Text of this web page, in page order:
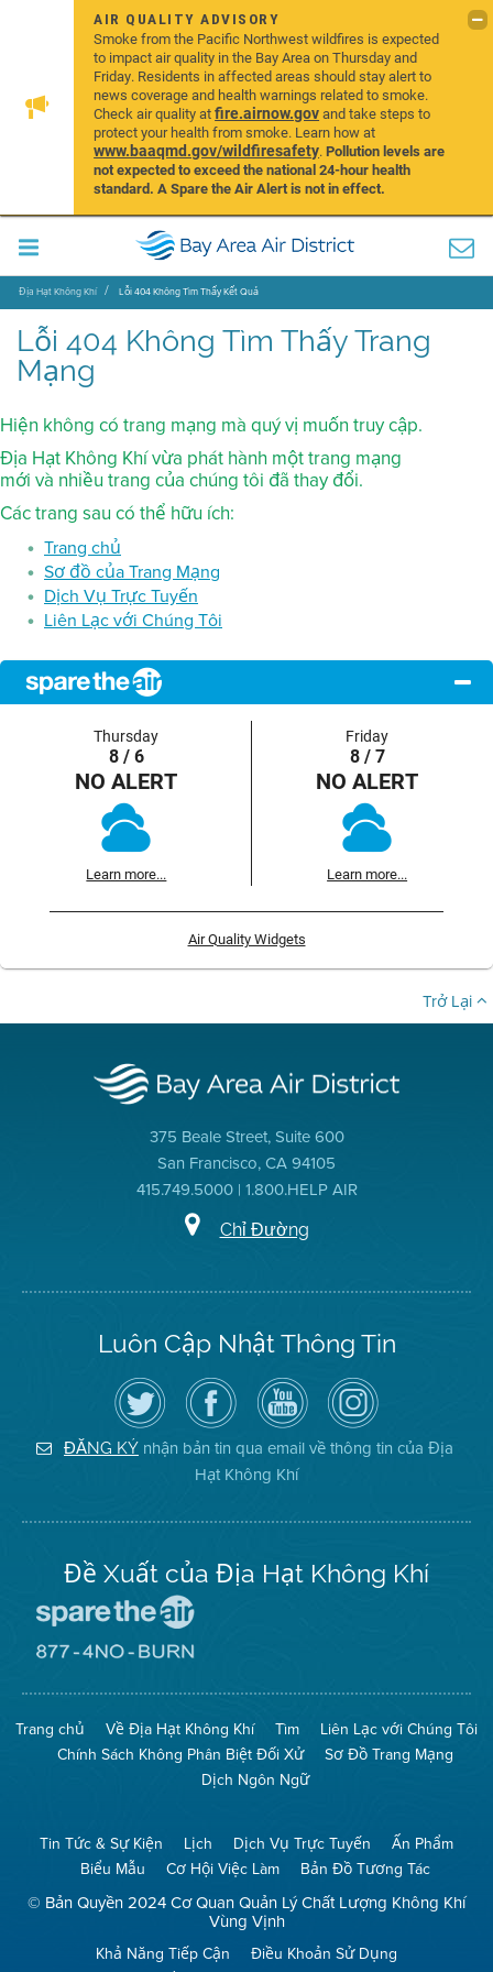
AIR QUALITY ADVISORY
Smoke from the Pacific Northwest wildfires is expected
to impact air quality in the Bay Area on Thursday and
Friday. Residents in affected areas should stay alert to
news coverage and health warnings related to smoke.
Check air quality atfire.airnow.govand take steps to
protect your health from smoke. Learn how at
www.baaqmd.gov/wildfiresafety.Pollution levels are
not expected to exceed the national 24-hour health
standard. A Spare the Air Alert is not in effect.
Địa Hạt Không Khí Lỗi 404 Không Tìm Thấy Kết Quả
Lỗi 404 Không Tìm Thấy Trang
Mạng
Hiện không có trang mạng mà quý vị muốn truy cập.
Địa Hạt Không Khí vừa phát hành một trang mạng
mới và nhiều trang của chúng tôi đã thay đổi.
Các trang sau có thể hữu ích:
Trang chủ
Sơ đồ của Trang Mạng
Dịch Vụ Trực Tuyến
Liên Lạc với Chúng Tôi
Thursday
8 / 6
NO ALERT
Learn more...
Friday
8 / 7
NO ALERT
Learn more...
Air Quality Widgets
Trở Lại
375 Beale Street, Suite 600
San Francisco, CA 94105
415.749.5000 | 1.800.HELP AIR
Chỉ Đường
Luôn Cập Nhật Thông Tin
Hãy
theo
dõi
Địa
Hạt
Không
Truy
cập
Trang
Facebook
của
Địa
Hạt
Kênh
YouTube
của
Địa
Hạt
Không
Khí
Air
District
on
Instagram
ĐĂNG KÝ nhận bản tin qua email về thông tin của Địa
Hạt Không Khí
Đề Xuất của Địa Hạt Không Khí
The
(Bảo
Toàn
Không
Khí)
Mạng
No
Burn
(Không
Đốt)
Trang chủ Về Địa Hạt Không Khí Tìm
Liên Lạc với Chúng Tôi
Chính Sách Không Phân Biệt Đối Xử
Sơ Đồ Trang Mạng
Dịch Ngôn Ngữ
Tin Tức & Sự Kiện Lịch Dịch Vụ Trực Tuyến
Ấn Phẩm
Biểu Mẫu
Cơ Hội Việc Làm Bản Đồ Tương Tác
© Bản Quyền 2024 Cơ Quan Quản Lý Chất Lượng Không Khí
Vùng Vịnh
Khả Năng Tiếp Cận
Điều Khoản Sử Dụng